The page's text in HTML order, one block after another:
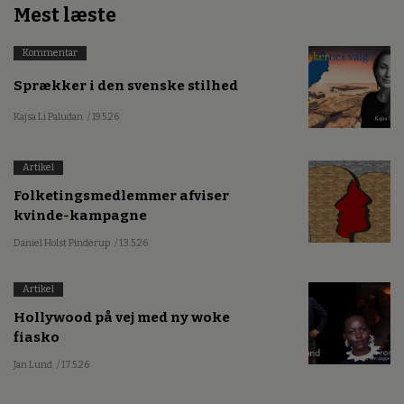
Mest læste
Kommentar
Sprækker i den svenske stilhed
Kajsa Li Paludan / 19.5.26
Artikel
Folketingsmedlemmer afviser
kvinde-kampagne
Daniel Holst Pinderup / 13.5.26
Artikel
Hollywood på vej med ny woke
fiasko
Jan Lund / 17.5.26